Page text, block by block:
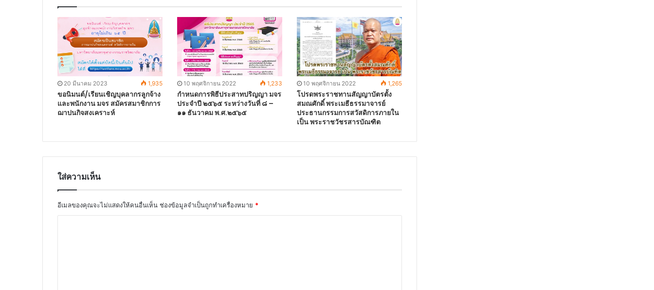
20 มีนาคม 2023 1,935
ขอนิมนต์/เรียนเชิญบุคลากรลูกจ้าง
และพนักงาน มจร สมัครสมาชิกการ
ฌาปนกิจสงเคราะห์
10 พฤศจิกายน 2022 1,233
กำหนดการพิธีประสาทปริญญา มจร
ประจำปี ๒๕๖๕ ระหว่างวันที่ ๘ –
๑๑ ธันวาคม พ.ศ.๒๕๖๕
10 พฤศจิกายน 2022 1,265
โปรดพระราชทานสัญญาบัตรตั้ง
สมณศักดิ์ พระเมธีธรรมาจารย์
ประธานกรรมการสวัสดิการภายใน
เป็น พระราชวัชรสารบัณฑิต
ใส่ความเห็น
อีเมลของคุณจะไม่แสดงให้คนอื่นเห็น ช่องข้อมูลจำเป็นถูกทำเครื่องหมาย *